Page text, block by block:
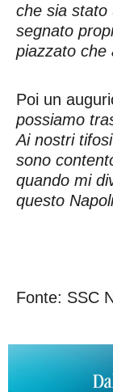
che sia stato
segnato
piazzato che
Poi un
possiamo
Ai nostri
sono
quando mi
questo
Fonte: SSC